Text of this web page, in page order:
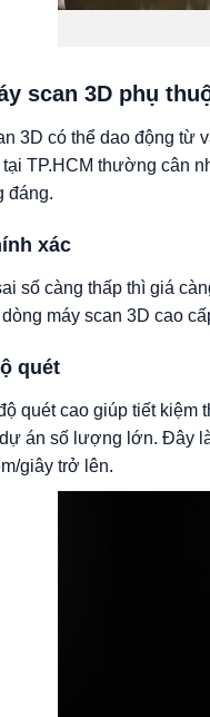
scan 3D phụ
3D có thể dao động từ
TP.HCM thường cân
đáng.
xác
số càng thấp thì giá
máy scan 3D cao
quét
quét cao giúp tiết
án số lượng lớn. Đây
giây trở lên.